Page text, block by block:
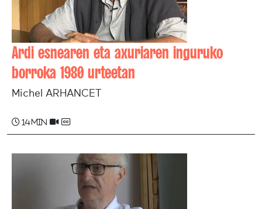
Ardi esnearen eta axuriaren inguruko
borroka 1980 urteetan
Michel ARHANCET
14 min